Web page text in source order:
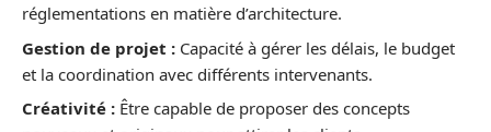
réglementations en matière d’architecture.
Gestion de projet : Capacité à gérer les délais, le budget
et la coordination avec différents intervenants.
Créativité : Être capable de proposer des concepts